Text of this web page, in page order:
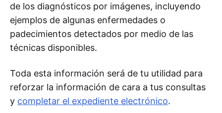
de los diagnósticos por imágenes, incluyendo
ejemplos de algunas enfermedades o
padecimientos detectados por medio de las
técnicas disponibles.
Toda esta información será de tu utilidad para
reforzar la información de cara a tus consultas
y completar el expediente electrónico.